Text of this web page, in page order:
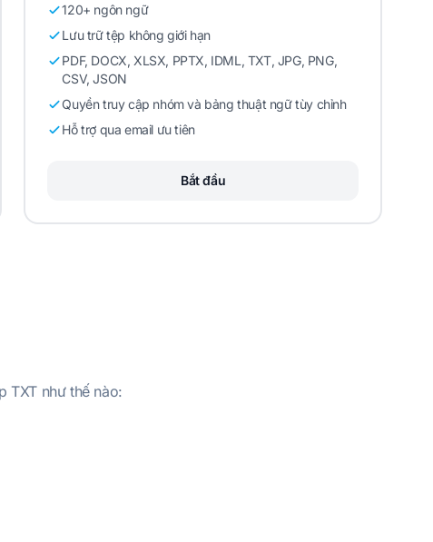
120+ ngôn ngữ
Lưu trữ tệp không giới hạn
PDF, DOCX, XLSX, PPTX, IDML, TXT, JPG, PNG,
CSV, JSON
Quyền truy cập nhóm và bảng thuật ngữ tùy chỉnh
Hỗ trợ qua email ưu tiên
Bắt đầu
TXT như thế nào: